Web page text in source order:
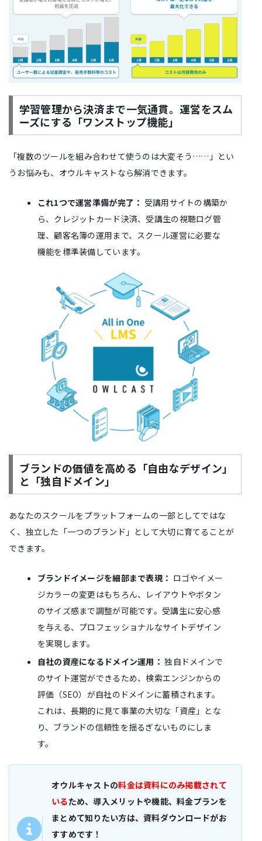
学習管理から決済まで一気通貫。運営をスム
ーズにする「ワンストップ機能」
「複数のツールを組み合わせて使うのは大変そう……」とい
うお悩みも、オウルキャストなら解消できます。
これ1つで運営準備が完了： 受講用サイトの構築か
ら、クレジットカード決済、受講生の視聴ログ管
理、顧客名簿の運用まで、スクール運営に必要な
機能を標準装備しています。
ブランドの価値を高める「自由なデザイン」
と「独自ドメイン」
あなたのスクールをプラットフォームの一部としてではな
く、独立した「一つのブランド」として大切に育てることが
できます。
ブランドイメージを細部まで表現： ロゴやイメー
ジカラーの変更はもちろん、レイアウトやボタン
のサイズ感まで調整が可能です。受講生に安心感
を与える、プロフェッショナルなサイトデザイン
を実現します。
自社の資産になるドメイン運用： 独自ドメインで
のサイト運営ができるため、検索エンジンからの
評価（SEO）が自社のドメインに蓄積されます。
これは、長期的に見て事業の大切な「資産」とな
り、ブランドの信頼性を揺るぎないものにしま
す。
オウルキャストの料金は資料にのみ掲載されて
いるため、導入メリットや機能、料金プランを
まとめて知りたい方は、資料ダウンロードがお
すすめです！